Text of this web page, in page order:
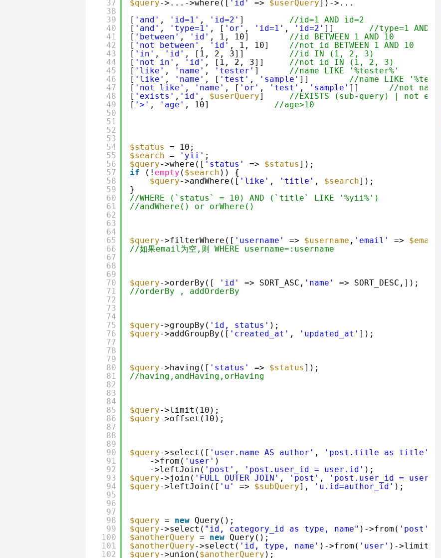
37
38
39
40
41
42
43
44
45
46
47
48
49
50
51
52
53
54
55
56
57
58
59
60
61
62
63
64
65
66
67
68
69
70
71
72
73
74
75
76
77
78
79
80
81
82
83
84
85
86
87
88
89
90
91
92
93
94
95
96
97
98
99
100
101
102
$query->...->where([ 'id' => $userQuery])->...
[ 'and' , 'id=1' , 'id=2' ] //id=1 AND id=2
[ 'and' , 'type=1' , [ 'or' , 'id=1' , 'id=2' ]] //type=1 AND
[ 'between' , 'id' , 1, 10] //id BETWEEN 1 AND 10
[ 'not between' , 'id' , 1, 10] //not id BETWEEN 1 AND 10
[ 'in' , 'id' , [1, 2, 3]] //id IN (1, 2, 3)
[ 'not in' , 'id' , [1, 2, 3]] //not id IN (1, 2, 3)
[ 'like' , 'name' , 'tester' ] //name LIKE '%tester%'
[ 'like' , 'name' , [ 'test' , 'sample' ]] //name LIKE
[ 'not like' , 'name' , [ 'or' , 'test' , 'sample' ]] //not name
[ 'exists' , 'id' , $userQuery] //EXISTS (sub-query) | not
[ '>' , 'age' , 10] //age>10
$status
= 10;
$search = 'yii' ;
$query->where([ 'status' => $status ]);
if
(! empty ( $search )) {
$query->andWhere([ 'like' , 'title' , $search]);
}
//WHERE (`status` = 10) AND (`title` LIKE '%yii%')
//andWhere() or orWhere()
$query->filterWhere([ 'username' => $username , 'email' => $email
//如果email为空,则 WHERE username=:username
$query->orderBy([ 'id' => SORT_ASC, 'name'
=> SORT_DESC,]);
//orderBy , addOrderBy
$query->groupBy( 'id, status' );
$query->addGroupBy([ 'created_at' , 'updated_at' ]);
$query->having([ 'status' => $status ]);
//having,andHaving,orHaving
$query->limit(10);
$query->offset(10);
$query->select([ 'user.name AS author' , 'post.title as title'
->from( 'user' )
->leftJoin( 'post' , 'post.user_id = user.id' );
$query->join( 'FULL OUTER JOIN' , 'post' , 'post.user_id =
$query->leftJoin([ 'u' => $subQuery], 'u.id=author_id' );
$query = new Query();
$query->select( "id, category_id as type, name" )->from( 'post'
$anotherQuery = new Query();
$anotherQuery->select( 'id, type, name' )->from( 'user' )-
$query->union( $anotherQuery );